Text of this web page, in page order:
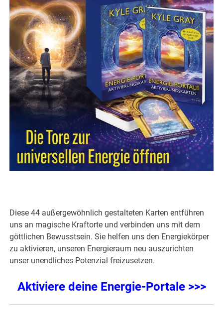
Diese 44 außergewöhnlich gestalteten Karten entführen
uns an magische Kraftorte und verbinden uns mit dem
göttlichen Bewusstsein. Sie helfen uns den Energiekörper
zu aktivieren, unseren Energieraum neu auszurichten
unser unendliches Potenzial freizusetzen.
Aktiviere deine Energie-Portale >>>